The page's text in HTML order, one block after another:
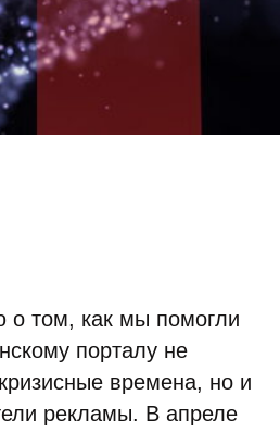
о том, как мы помогли
порталу не
времена, но и
рекламы. В апреле